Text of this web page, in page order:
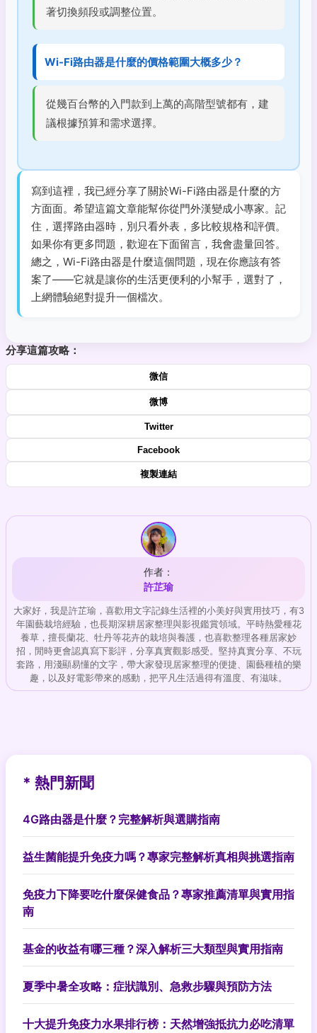
著切換頻段或調整位置。
Wi-Fi路由器是什麼的價格範圍大概多少？
從幾百台幣的入門款到上萬的高階型號都有，建
議根據預算和需求選擇。
寫到這裡，我已經分享了關於Wi-Fi路由器是什麼的方
方面面。希望這篇文章能幫你從門外漢變成小專家。記
住，選擇路由器時，別只看外表，多比較規格和評價。
如果你有更多問題，歡迎在下面留言，我會盡量回答。
總之，Wi-Fi路由器是什麼這個問題，現在你應該有答
案了——它就是讓你的生活更便利的小幫手，選對了，
上網體驗絕對提升一個檔次。
分享這篇攻略：
微信
微博
Twitter
Facebook
複製連結
作者：
許芷瑜
大家好，我是許芷瑜，喜歡用文字記錄生活裡的小美好與實用技巧，有3
年園藝栽培經驗，也長期深耕居家整理與影視鑑賞領域。平時熱愛種花
養草，擅長蘭花、牡丹等花卉的栽培與養護，也喜歡整理各種居家妙
招，閒時更會認真寫下影評，分享真實觀影感受。堅持真實分享、不玩
套路，用淺顯易懂的文字，帶大家發現居家整理的便捷、園藝種植的樂
趣，以及好電影帶來的感動，把平凡生活過得有溫度、有滋味。
* 熱門新聞
4G路由器是什麼？完整解析與選購指南
益生菌能提升免疫力嗎？專家完整解析真相與挑選指南
免疫力下降要吃什麼保健食品？專家推薦清單與實用指
南
基金的收益有哪三種？深入解析三大類型與實用指南
夏季中暑全攻略：症狀識別、急救步驟與預防方法
十大提升免疫力水果排行榜：天然增強抵抗力必吃清單